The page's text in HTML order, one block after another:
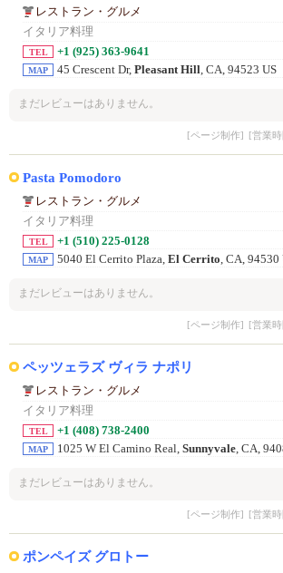
レストラン・グルメ
イタリア料理
TEL +1 (925) 363-9641
MAP 45 Crescent Dr, Pleasant Hill, CA, 94523 US
まだレビューはありません。
[ページ制作] [営業
Pasta Pomodoro
レストラン・グルメ
イタリア料理
TEL +1 (510) 225-0128
MAP 5040 El Cerrito Plaza, El Cerrito, CA, 94530
まだレビューはありません。
[ページ制作] [営業
ペッツェラズ ヴィラ ナポリ
レストラン・グルメ
イタリア料理
TEL +1 (408) 738-2400
MAP 1025 W El Camino Real, Sunnyvale, CA,
まだレビューはありません。
[ページ制作] [営業
ポンペイズ グロトー